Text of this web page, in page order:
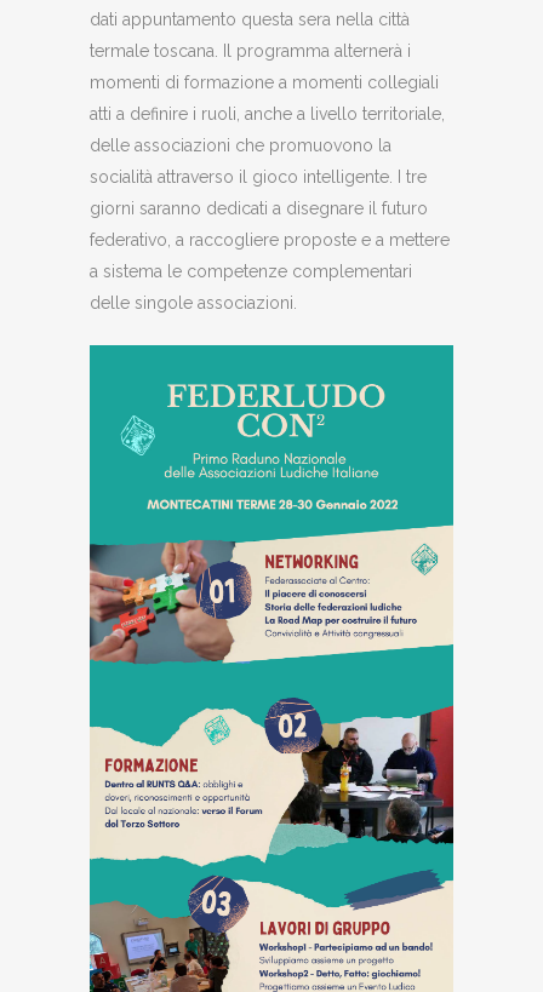
dati appuntamento questa sera nella città
termale toscana. Il programma alternerà i
momenti di formazione a momenti collegiali
atti a definire i ruoli, anche a livello territoriale,
delle associazioni che promuovono la
socialità attraverso il gioco intelligente. I tre
giorni saranno dedicati a disegnare il futuro
federativo, a raccogliere proposte e a mettere
a sistema le competenze complementari
delle singole associazioni.